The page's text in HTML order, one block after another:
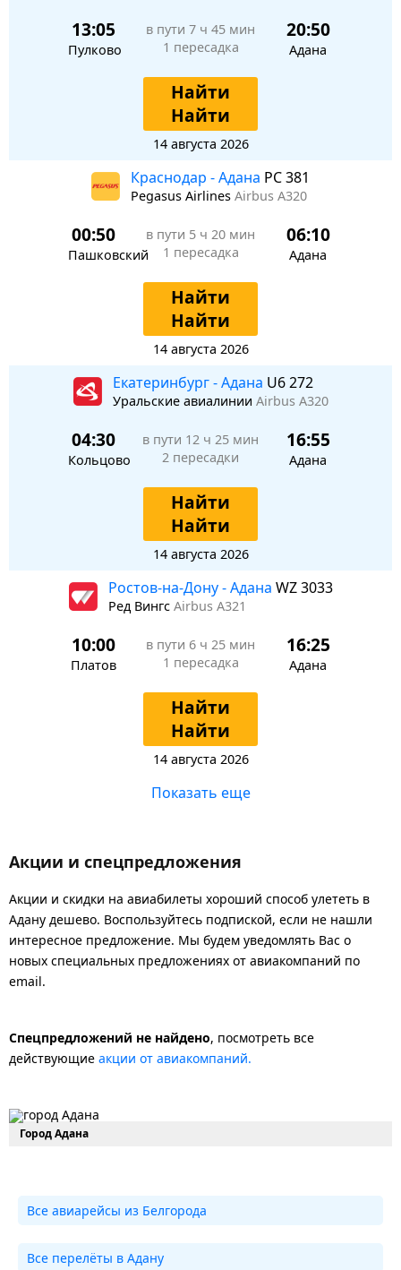
13:05
Пулково
в пути 7 ч 45 мин
1 пересадка
20:50
Адана
Найти
Найти
14 августа 2026
Краснодар - Адана PC 381
Pegasus Airlines Airbus A320
00:50
Пашковский
в пути 5 ч 20 мин
1 пересадка
06:10
Адана
Найти
Найти
14 августа 2026
Екатеринбург - Адана U6 272
Уральские авиалинии Airbus A320
04:30
Кольцово
в пути 12 ч 25 мин
2 пересадки
16:55
Адана
Найти
Найти
14 августа 2026
Ростов-на-Дону - Адана WZ 3033
Ред Вингс Airbus A321
10:00
Платов
в пути 6 ч 25 мин
1 пересадка
16:25
Адана
Найти
Найти
14 августа 2026
Показать еще
Акции и спецпредложения
Акции и скидки на авиабилеты хороший способ улететь в
Адану дешево. Воспользуйтесь подпиской, если не нашли
интересное предложение. Мы будем уведомлять Вас о
новых специальных предложениях от авиакомпаний по
email.
Спецпредложений не найдено, посмотреть все
действующие акции от авиакомпаний.
Город Адана
Все авиарейсы из Белгорода
Все перелёты в Адану